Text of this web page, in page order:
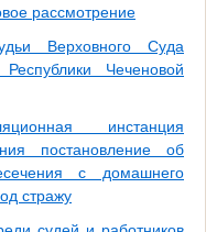
рассмотрение
Верховного Суда
Республики Чеченовой
инстанция
постановление об
с домашнего
стражу